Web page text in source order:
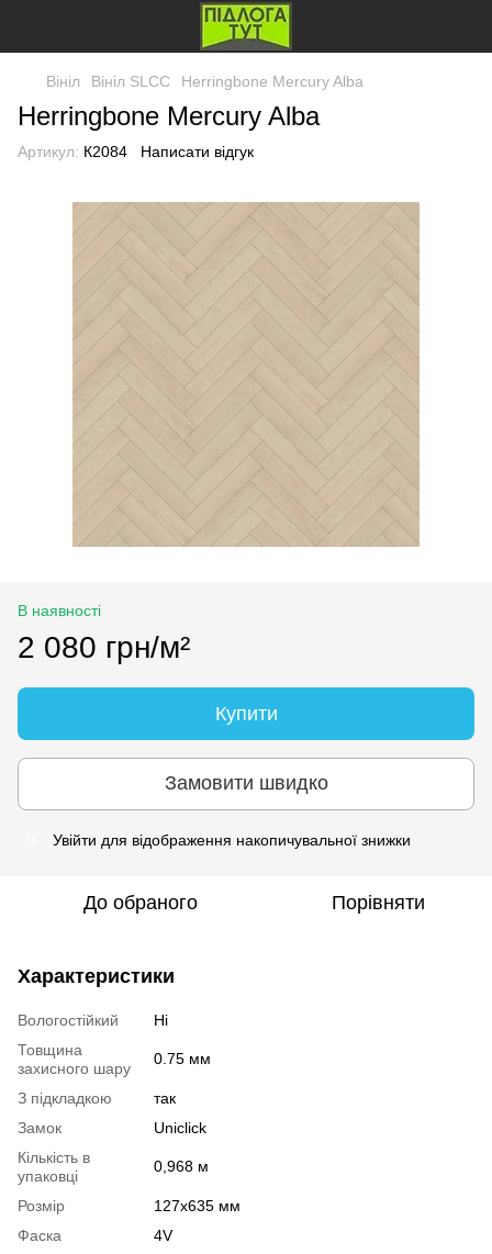
Вініл Вініл SLCC Herringbone Mercury Alba
Herringbone Mercury Alba
Артикул: К2084 Написати відгук
В наявності
2 080 грн/м²
Купити
Замовити швидко
Увійти для відображення накопичувальної знижки
До обраного Порівняти
Характеристики
Вологостійкий
Ні
Товщина
захисного шару
0.75 мм
З підкладкою
так
Замок
Uniclick
Кількість в
упаковці
0,968 м
Розмір
127х635 мм
Фаска
4V